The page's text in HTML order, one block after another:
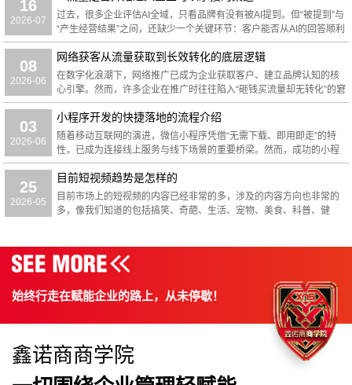
16
2026-07
过去，很多企业评估AI全域，只看品牌有没有被AI提到。但“被提到”与
“产生经营结果”之间，还缺少一个关键环节：客户能否从AI的回答顺利
进入企业的官网、公众号、店铺、客服或其他成交渠道。豆包渠道订
单可以
08
2026-06
网络获客从流量获取到长效转化的底层逻辑
在数字化浪潮下，网络推广已成为企业获取客户、建立品牌认知的核
心引擎。然而，许多企业在推广时往往陷入“砸钱买流量却无转化”的窘
境。真正的网络推广绝非简单的单点投放，而是一套涵盖受众洞察、
内容布局、渠道矩
03
2026-06
小程序开发的快捷落地的流程介绍
随着移动互联网的演进，微信小程序凭借“无需下载、即用即走”的特
性，已成为连接线上服务与线下场景的重要桥梁。然而，成功的小程
序并非简单的代码堆砌，而是产品思维与技术实现的深度结合。要打
造一款优良的小程序
25
2026-05
目前短视频趋势是怎样的
目前市场上的短视频的内容已经非常的多，涉及的内容方向也非常的
多，像我们知道的包括搞笑、奇葩、生活、宠物、美食、科普、健
始终行走在赋能企业的路上，从未停歇！
鑫诺商商学院